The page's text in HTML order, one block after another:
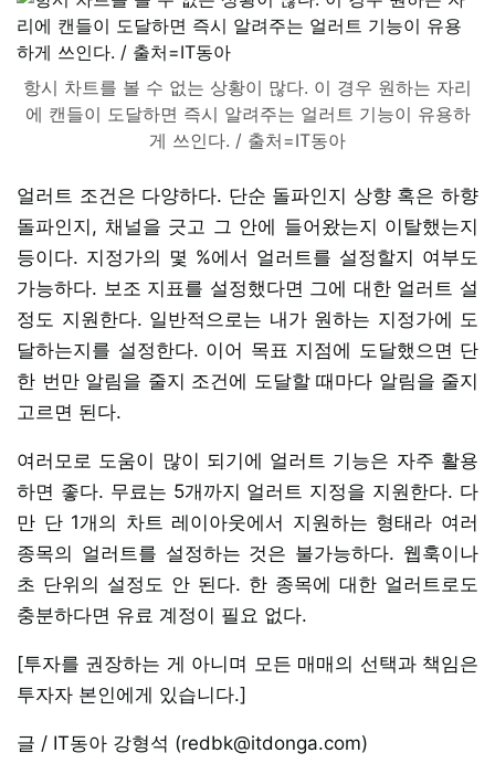
항시 차트를 볼 수 없는 상황이 많다. 이 경우 원하는 자리
에 캔들이 도달하면 즉시 알려주는 얼러트 기능이 유용하
게 쓰인다. / 출처=IT동아
얼러트 조건은 다양하다. 단순 돌파인지 상향 혹은 하향
돌파인지, 채널을 긋고 그 안에 들어왔는지 이탈했는지
등이다. 지정가의 몇 %에서 얼러트를 설정할지 여부도
가능하다. 보조 지표를 설정했다면 그에 대한 얼러트 설
정도 지원한다. 일반적으로는 내가 원하는 지정가에 도
달하는지를 설정한다. 이어 목표 지점에 도달했으면 단
한 번만 알림을 줄지 조건에 도달할 때마다 알림을 줄지
고르면 된다.
여러모로 도움이 많이 되기에 얼러트 기능은 자주 활용
하면 좋다. 무료는 5개까지 얼러트 지정을 지원한다. 다
만 단 1개의 차트 레이아웃에서 지원하는 형태라 여러
종목의 얼러트를 설정하는 것은 불가능하다. 웹훅이나
초 단위의 설정도 안 된다. 한 종목에 대한 얼러트로도
충분하다면 유료 계정이 필요 없다.
[투자를 권장하는 게 아니며 모든 매매의 선택과 책임은
투자자 본인에게 있습니다.]
글 / IT동아 강형석 (redbk@itdonga.com)